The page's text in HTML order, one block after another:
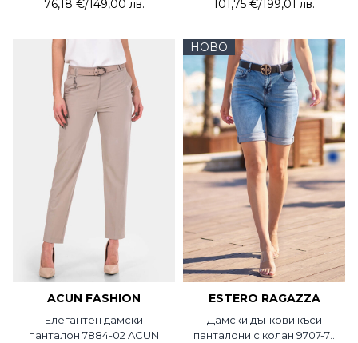
76,18 €/149,00 лв. 101,75 €/ 199,01 лв.
ACUN FASHION
Елегантен дамски
панталон 7884-02 ACUN
НОВО
ESTERO RAGAZZA
Дамски дънкови къси
панталони с колан 9707-74